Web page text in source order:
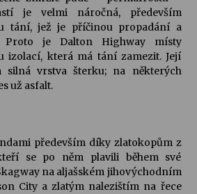
je velmi náročná, především
tání, jež je příčinou propadání a
Proto je Dalton Highway místy
izolací, která má tání zamezit. Její
silná vrstva šterku; na některých
už asfalt.
především díky zlatokopům z
se po něm plavili během své
na aljašském jihovýchodním
City a zlatým nalezištím na řece